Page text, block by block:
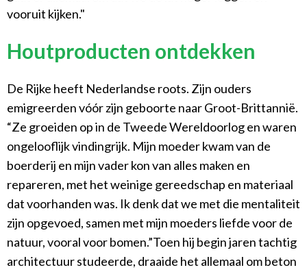
vooruit kijken."
Houtproducten ontdekken
De Rijke heeft Nederlandse roots. Zijn ouders
emigreerden vóór zijn geboorte naar Groot-Brittannië.
“Ze groeiden op in de Tweede Wereldoorlog en waren
ongelooflijk vindingrijk. Mijn moeder kwam van de
boerderij en mijn vader kon van alles maken en
repareren, met het weinige gereedschap en materiaal
dat voorhanden was. Ik denk dat we met die mentaliteit
zijn opgevoed, samen met mijn moeders liefde voor de
natuur, vooral voor bomen.”Toen hij begin jaren tachtig
architectuur studeerde, draaide het allemaal om beton